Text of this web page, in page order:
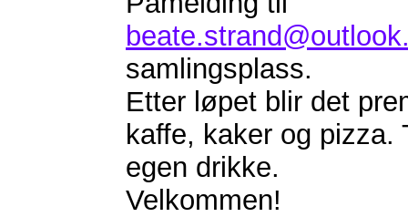
samlingsplass.
Etter løpet blir det
kaffe, kaker og pizza.
egen drikke.
Velkommen!